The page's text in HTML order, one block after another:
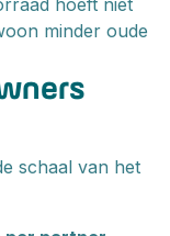
hoeft niet
minder oude
schaal van het